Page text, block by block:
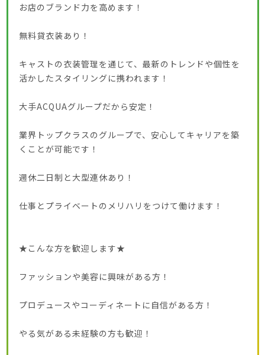
お店のブランド力を高めます！
無料貸衣装あり！
キャストの衣装管理を通じて、最新のトレンドや個性を
活かしたスタイリングに携われます！
大手ACQUAグループだから安定！
業界トップクラスのグループで、安心してキャリアを築
くことが可能です！
週休二日制と大型連休あり！
仕事とプライベートのメリハリをつけて働けます！
★こんな方を歓迎します★
ファッションや美容に興味がある方！
プロデュースやコーディネートに自信がある方！
やる気がある未経験の方も歓迎！